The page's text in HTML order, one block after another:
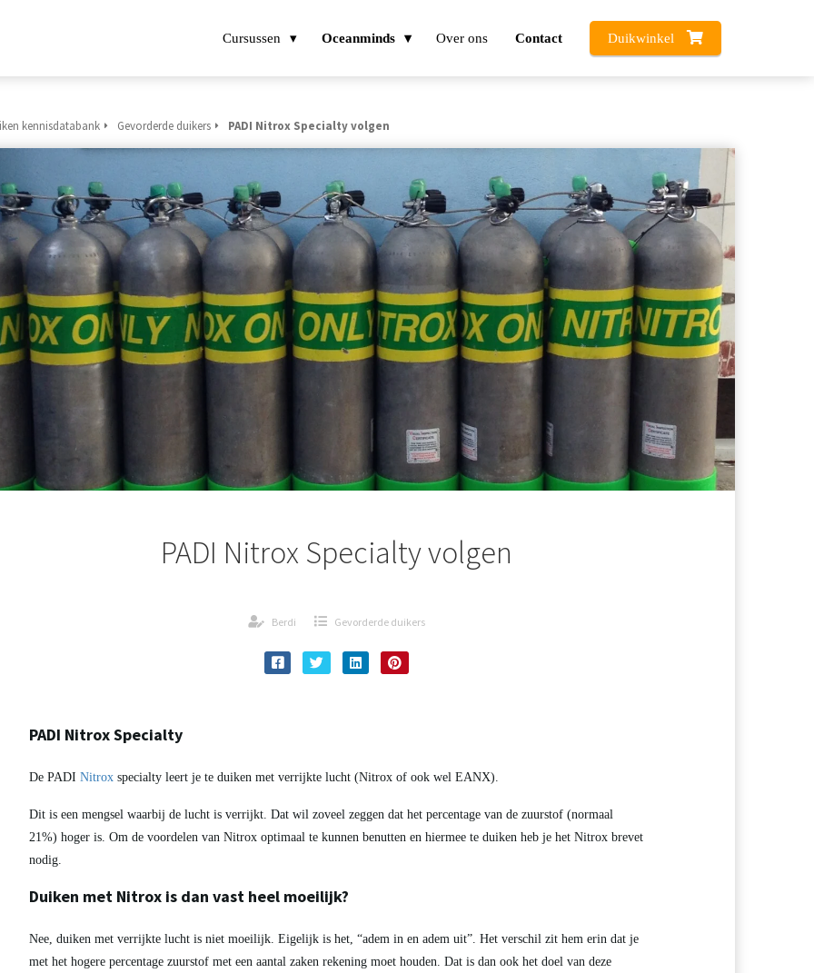
Cursussen Oceanminds Over ons Contact Duikwinkel
kennisdatabank Gevorderde duikers PADI Nitrox Specialty volgen
PADI Nitrox Specialty volgen
Berdi Gevorderde duikers
PADI Nitrox Specialty
De PADI Nitroxspecialty leert je te duiken met verrijkte lucht (Nitrox of ook wel EANX).
Dit is een mengsel waarbij de lucht is verrijkt. Dat wil zoveel zeggen dat het percentage van de zuurstof (normaal
21%) hoger is. Om de voordelen van Nitrox optimaal te kunnen benutten en hiermee te duiken heb je het Nitrox brevet
nodig.
Duiken met Nitrox is dan vast heel moeilijk?
Nee, duiken met verrijkte lucht is niet moeilijk. Eigelijk is het, “adem in en adem uit”. Het verschil zit hem erin dat je
met het hogere percentage zuurstof met een aantal zaken rekening moet houden. Dat is dan ook het doel van deze